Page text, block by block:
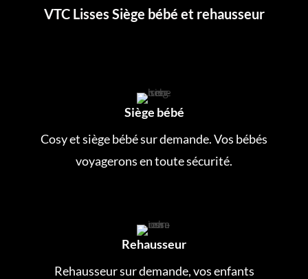
VTC Lisses Siège bébé et rehausseur
Siège bébé
Cosy et siège bébé sur demande. Vos bébés
voyagerons en toute sécurité.
Rehausseur
Rehausseur sur demande, vos enfants